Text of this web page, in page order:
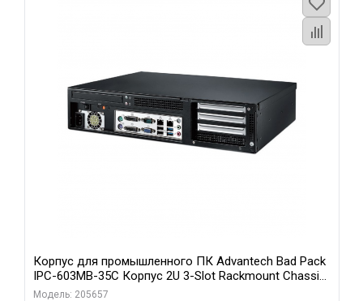
Корпус для промышленного ПК Advantech Bad Pack
IPC-603MB-35C Корпус 2U 3-Slot Rackmount Chassis
for ATX/MicroATX Motherboard with Front I Advantech
Модель: 205657